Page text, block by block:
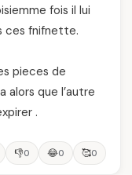
fois il lui
ces fnifnette.
pieces de
alors que l’autre
.
👎0 😂0 🥰0